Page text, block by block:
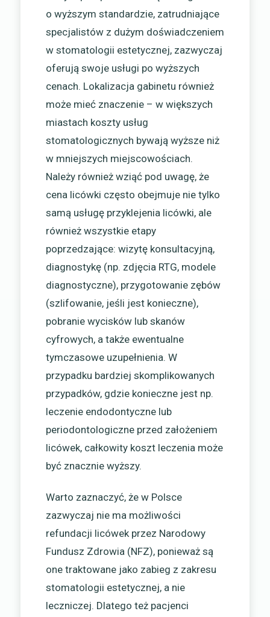
o wyższym standardzie, zatrudniające
specjalistów z dużym doświadczeniem
w stomatologii estetycznej, zazwyczaj
oferują swoje usługi po wyższych
cenach. Lokalizacja gabinetu również
może mieć znaczenie – w większych
miastach koszty usług
stomatologicznych bywają wyższe niż
w mniejszych miejscowościach.
Należy również wziąć pod uwagę, że
cena licówki często obejmuje nie tylko
samą usługę przyklejenia licówki, ale
również wszystkie etapy
poprzedzające: wizytę konsultacyjną,
diagnostykę (np. zdjęcia RTG, modele
diagnostyczne), przygotowanie zębów
(szlifowanie, jeśli jest konieczne),
pobranie wycisków lub skanów
cyfrowych, a także ewentualne
tymczasowe uzupełnienia. W
przypadku bardziej skomplikowanych
przypadków, gdzie konieczne jest np.
leczenie endodontyczne lub
periodontologiczne przed założeniem
licówek, całkowity koszt leczenia może
być znacznie wyższy.
Warto zaznaczyć, że w Polsce
zazwyczaj nie ma możliwości
refundacji licówek przez Narodowy
Fundusz Zdrowia (NFZ), ponieważ są
one traktowane jako zabieg z zakresu
stomatologii estetycznej, a nie
leczniczej. Dlatego też pacjenci